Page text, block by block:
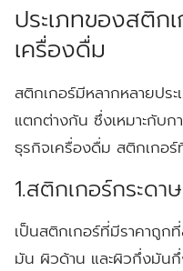
ประเภทของสติก
เครื่องดื่ม
สติกเกอร์มีหลากหลายปร
แตกต่างกัน ซึ่งเหมาะกับก
ธุรกิจเครื่องดื่ม สติกเกอ
1.สติกเกอร์กระด
เป็นสติกเกอร์ที่มีราคาถู
มัน ผิวด้าน และผิวกึ่งมันกึ่